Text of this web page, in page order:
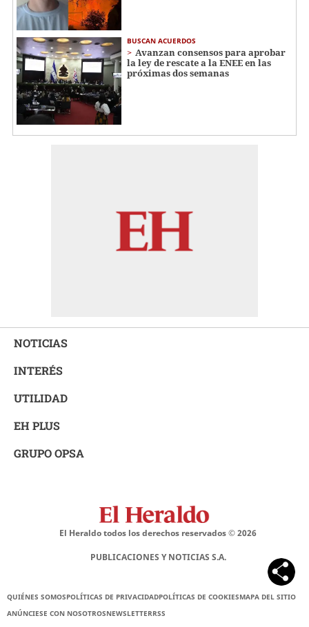
BUSCAN ACUERDOS
Avanzan consensos para aprobar
la ley de rescate a la ENEE en las
próximas dos semanas
NOTICIAS
INTERÉS
UTILIDAD
EH PLUS
GRUPO OPSA
El Heraldo todos los derechos reservados ©2026
PUBLICACIONES Y NOTICIAS S.A.
QUIÉNES SOMOSPOLÍTICAS DE PRIVACIDADPOLÍTICAS DE COOKIESMAPA DEL SITIO
ANÚNCIESE CON NOSOTROSNEWSLETTERRSS